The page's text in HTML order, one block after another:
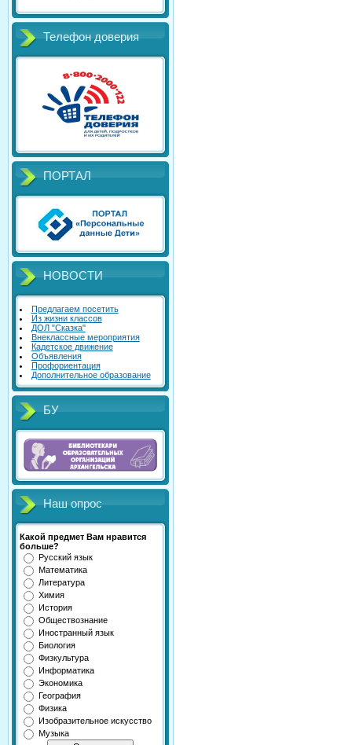
Телефон доверия
ПОРТАЛ
НОВОСТИ
Предлагаем посетить
Из жизни классов
ДОЛ "Сказка"
Внеклассные мероприятия
Кадетское движение
Объявления
Профориентация
Дополнительное образование
БУ
Наш опрос
Какой предмет Вам нравится
больше?
Русский язык
Математика
Литература
Химия
История
Обществознание
Иностранный язык
Биология
Физкультура
Информатика
Экономика
География
Физика
Изобразительное искусство
Музыка